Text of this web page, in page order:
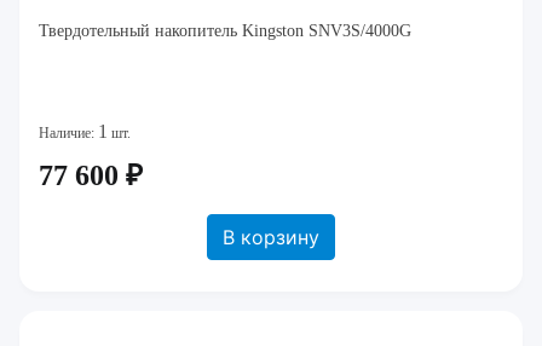
Твердотельный накопитель Kingston SNV3S/4000G
Наличие: 1 шт.
77 600 ₽
В корзину